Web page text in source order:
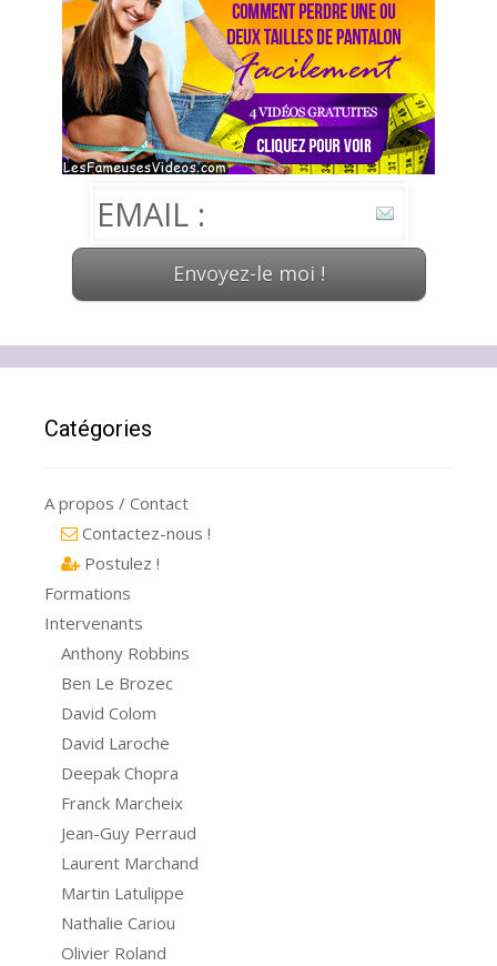
Catégories
A propos / Contact
Contactez-nous !
Postulez !
Formations
Intervenants
Anthony Robbins
Ben Le Brozec
David Colom
David Laroche
Deepak Chopra
Franck Marcheix
Jean-Guy Perraud
Laurent Marchand
Martin Latulippe
Nathalie Cariou
Olivier Roland